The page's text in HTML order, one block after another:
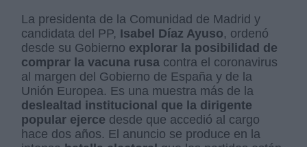
La presidenta de la Comunidad de Madrid y
candidata del PP, Isabel Díaz Ayuso, ordenó
desde su Gobierno explorar la posibilidad de
comprar la vacuna rusa contra el coronavirus
al margen del Gobierno de España y de la
Unión Europea. Es una muestra más de la
deslealtad institucional que la dirigente
popular ejerce desde que accedió al cargo
hace dos años. El anuncio se produce en la